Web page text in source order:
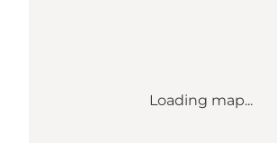
Loading map...